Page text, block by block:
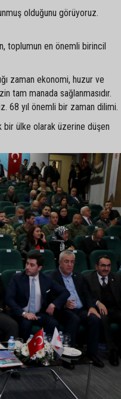
olduğunu görüyoruz.
toplumun en önemli birincil
zaman ekonomi, huzur ve
tam manada sağlanmasıdır.
68 yıl önemli bir zaman dilimi.
bir ülke olarak üzerine düşen